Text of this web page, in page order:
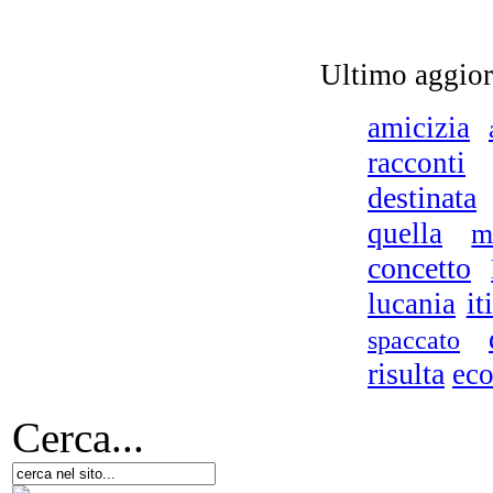
Ultimo
amicizia
racconti
destinata
quella
concetto
lucania
spaccato
risulta
Cerca...